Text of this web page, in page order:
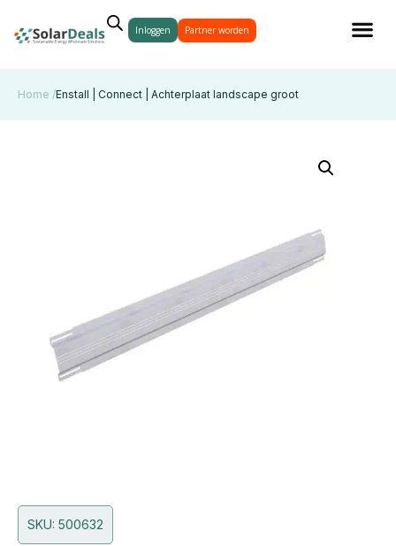
Inloggen Partner worden
Home /Enstall | Connect | Achterplaat landscape groot
SKU: 500632